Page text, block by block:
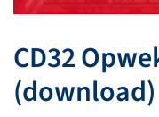
CD32
(download)